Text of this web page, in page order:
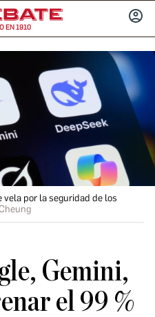
EN 1910
vela por la seguridad de los
Gemini,
el 99 %